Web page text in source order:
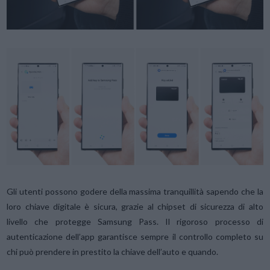
Gli utenti possono godere della massima tranquillità sapendo che la
loro chiave digitale è sicura, grazie al chipset di sicurezza di alto
livello che protegge Samsung Pass. Il rigoroso processo di
autenticazione dell’app garantisce sempre il controllo completo su
chi può prendere in prestito la chiave dell’auto e quando.